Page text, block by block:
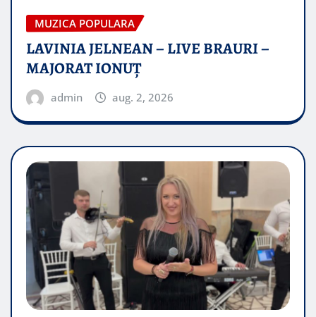
MUZICA POPULARA
LAVINIA JELNEAN – LIVE BRAURI –
MAJORAT IONUŢ
admin aug. 2, 2026